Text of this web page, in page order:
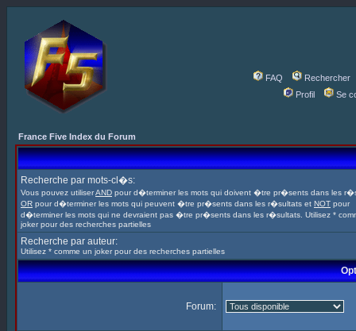
FAQ
Rechercher
Profil
Se
France Five Index du Forum
Recherche par mots-cl�s:
Vous pouvez utiliserAND pour d�terminer les mots qui doivent �tre pr�sents dans les
OR pour d�terminer les mots qui peuvent �tre pr�sents dans les r�sultats et NOT pour
d�terminer les mots qui ne devraient pas �tre pr�sents dans les r�sultats. Utilisez *
joker pour des recherches partielles
Recherche par auteur:
Utilisez * comme un joker pour des recherches partielles
Forum: